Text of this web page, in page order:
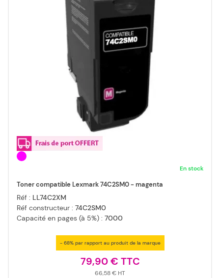
En stock
Toner compatible Lexmark 74C2SM0 - magenta
Réf : LL74C2XM
Réf constructeur : 74C2SM0
Capacité en pages (à 5%) : 7000
- 68% par rapport au produit de la marque
79,90 €
66,58 €